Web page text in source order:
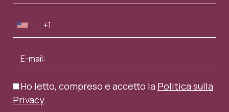
Ho letto, compreso e accetto la Politica sulla
Privacy.